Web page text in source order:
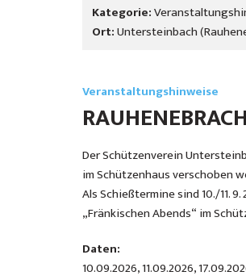
Kategorie:
Ort:Untersteinbach
Veranstaltungshinweise
Der Schützenverein
im Schützenhaus verschoben
Als Schießtermine sind 10./11.
„Fränkischen Abends“ im
Daten:
10.09.2026, 11.09.2026,